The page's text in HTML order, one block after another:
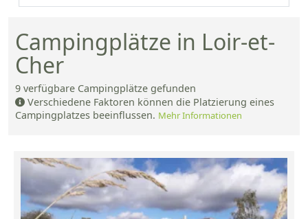
Campingplätze in Loir-et-
Cher
9 verfügbare Campingplätze gefunden
Verschiedene Faktoren können die Platzierung eines
Campingplatzes beeinflussen. Mehr Informationen